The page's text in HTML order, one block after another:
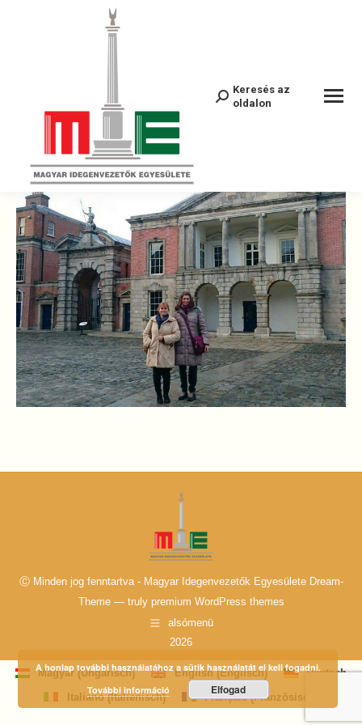
Search:
Keresés az
oldalon
Ⓒ Minden jog fenntartva - Magyar Idegenvezetők Egyesülete Dream-
Theme — truly premium WordPress themes
alsómenü
2026
Magyar (Ungarisch) English(Englisch)
Deutsch
Italiano(Italienisch) Français(Französisch
A honlap további használatához a sütik használatát el kell fogadni.
További információ
Elfogad